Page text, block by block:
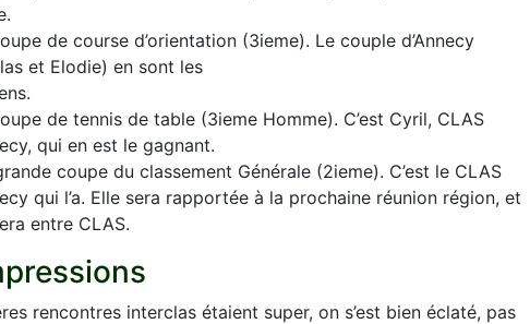
de course d’orientation (3ieme). Le couple d’Annecy
et Elodie) en sont les
de tennis de table (3ieme Homme). C’est Cyril, CLAS
qui en est le gagnant.
coupe du classement Générale (2ieme). C’est le CLAS
qui l’a. Elle sera rapportée à la prochaine réunion région, et
entre CLAS.
rencontres interclas étaient super, on s’est bien éclaté, pas